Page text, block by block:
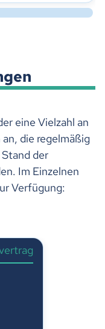
eine Vielzahl an
die regelmäßig
der
Im Einzelnen
Verfügung: